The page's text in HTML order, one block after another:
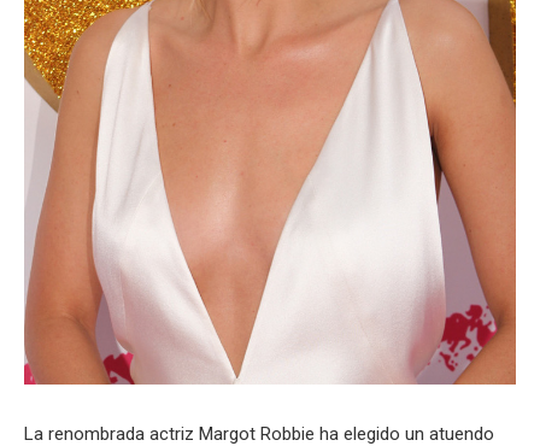
La renombrada actriz Margot Robbie ha elegido un atuendo